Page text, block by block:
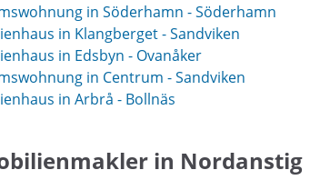
in Söderhamn - Söderhamn
in Klangberget - Sandviken
in Edsbyn - Ovanåker
in Centrum - Sandviken
in Arbrå - Bollnäs
in Nordanstig